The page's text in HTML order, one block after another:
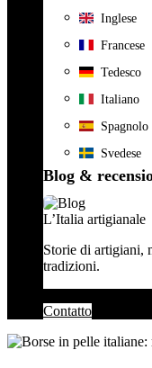
Inglese
Francese
Tedesco
Italiano
Spagnolo
Svedese
Blog &
L’Italia artigianale
Storie di artigiani,
tradizioni.
Contatto